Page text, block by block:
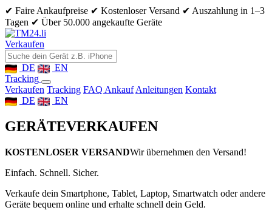
✔ Faire Ankaufpreise ✔ Kostenloser Versand ✔ Auszahlung in 1–3
Tagen ✔ Über 50.000 angekaufte Geräte
Verkaufen
DE
EN
Tracking
Verkaufen Tracking FAQ Ankauf Anleitungen Kontakt
DE
EN
GERÄTEVERKAUFEN
KOSTENLOSER VERSANDWir übernehmen den Versand!
Einfach. Schnell. Sicher.
Verkaufe dein Smartphone, Tablet, Laptop, Smartwatch oder andere
Geräte bequem online und erhalte schnell dein Geld.